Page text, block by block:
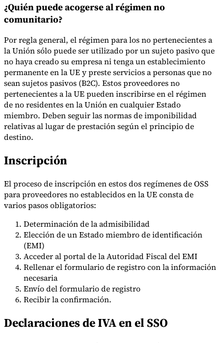
¿Quién puede acogerse al régimen no
comunitario?
Por regla general, el régimen para los no pertenecientes a
la Unión sólo puede ser utilizado por un sujeto pasivo que
no haya creado su empresa ni tenga un establecimiento
permanente en la UE y preste servicios a personas que no
sean sujetos pasivos (B2C). Estos proveedores no
pertenecientes a la UE pueden inscribirse en el régimen
de no residentes en la Unión en cualquier Estado
miembro. Deben seguir las normas de imponibilidad
relativas al lugar de prestación según el principio de
destino.
Inscripción
El proceso de inscripción en estos dos regímenes de OSS
para proveedores no establecidos en la UE consta de
varios pasos obligatorios:
Determinación de la admisibilidad
Elección de un Estado miembro de identificación
(EMI)
Acceder al portal de la Autoridad Fiscal del EMI
Rellenar el formulario de registro con la información
necesaria
Envío del formulario de registro
Recibir la confirmación.
Declaraciones de IVA en el SSO